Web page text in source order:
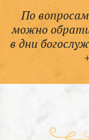
По
можно
в дни